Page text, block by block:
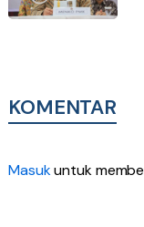
KOMENTAR
Masukuntuk